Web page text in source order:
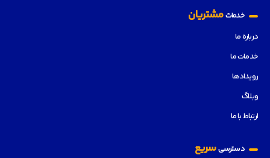
خدماتمشتریان
درباره ما
خدمات ما
رویدادها
وبلاگ
ارتباط با ما
دسترسیسریع